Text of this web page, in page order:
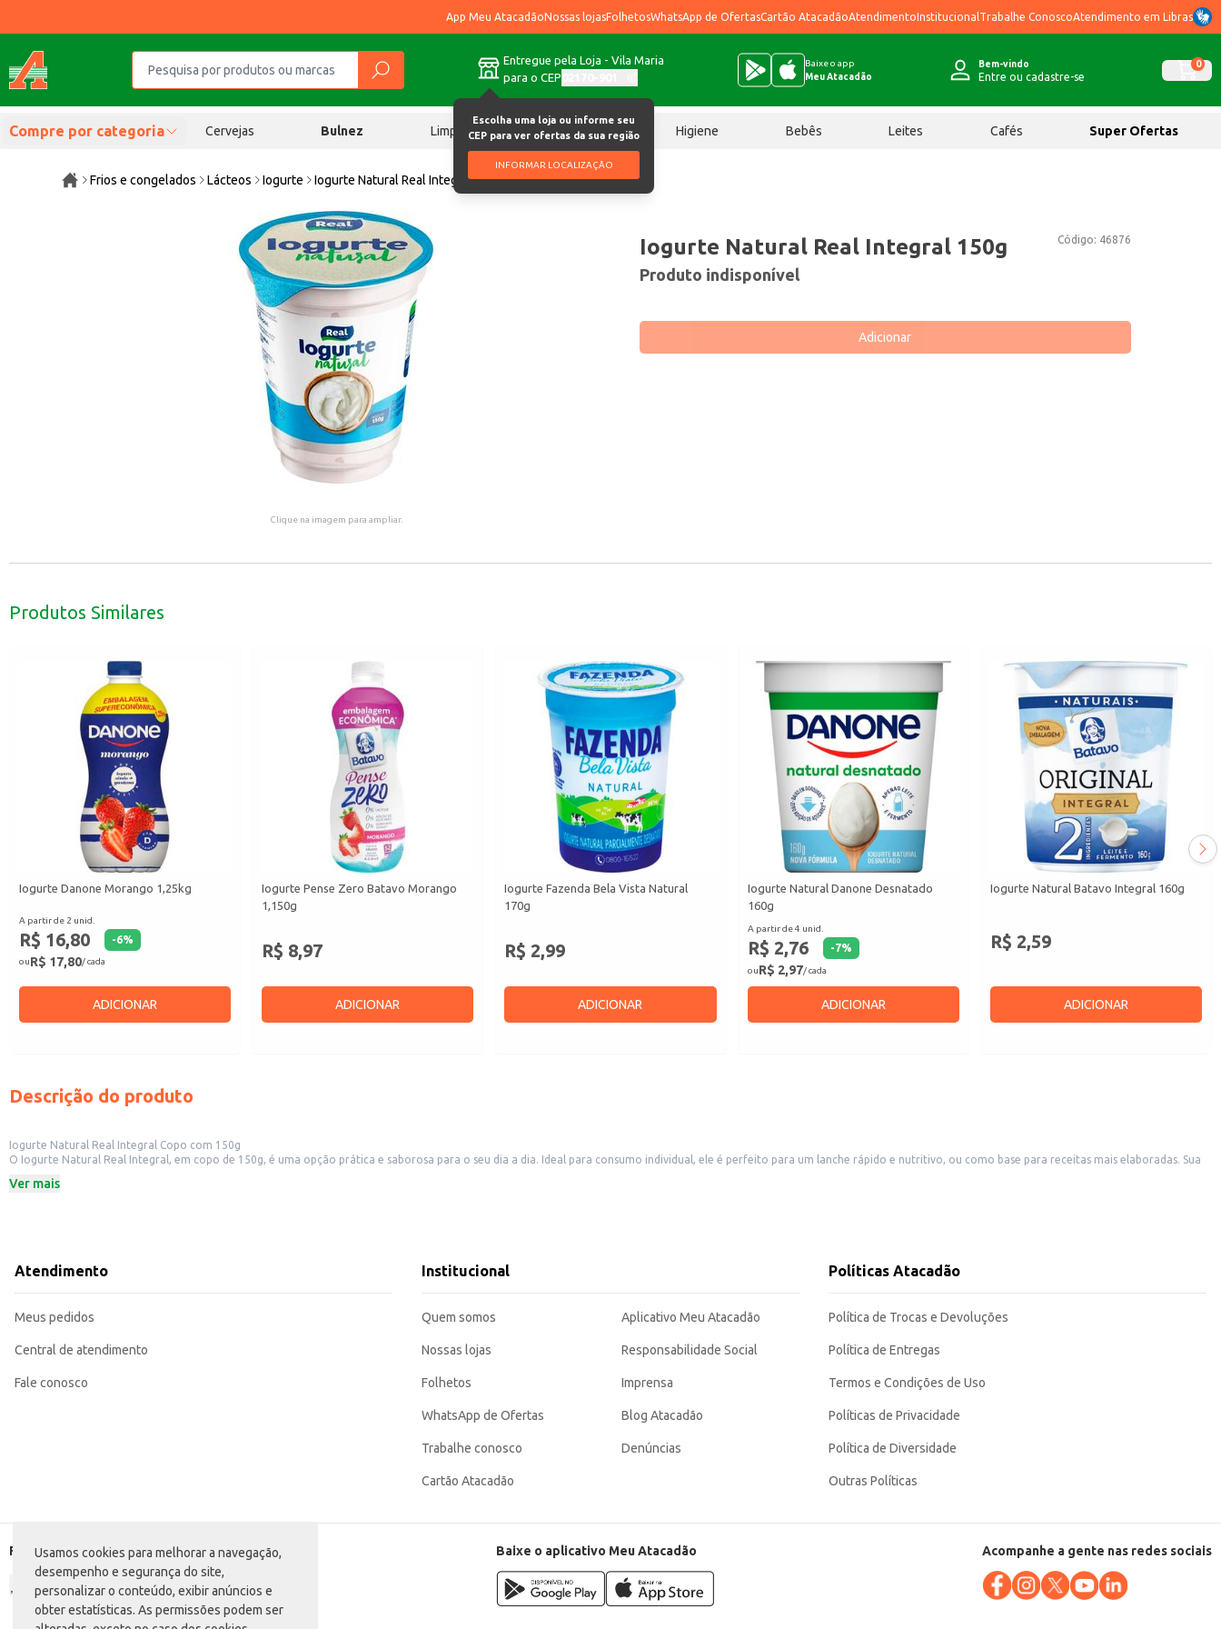
Usamos cookies para melhorar a navegação,
desempenho e segurança do site,
personalizar o conteúdo, exibir anúncios e
obter estatísticas. As permissões podem ser
App Meu AtacadãoNossas lojasFolhetosWhatsApp de OfertasCartão AtacadãoAtendimentoInstitucional Trabalhe ConoscoAtendimento em Libras
Entregue pela Loja - Vila Maria
para o CEP
Escolha uma loja ou informe seu
CEP para ver ofertas da sua região
INFORMAR LOCALIZAÇÃO
Baixe o app
Meu Atacadão
Bem-vindo
Entre ou cadastre-se
0
Compre por categoria Cervejas Bulnez Limpeza Chocolates Higiene Bebês Leites Cafés Super Ofertas
Frios e congelados Lácteos Iogurte Iogurte Natural Real Integral 150g
Clique na imagem para ampliar.
Código: 46876
Iogurte Natural Real Integral 150g
Produto indisponível
Adicionar
Produtos Similares
Iogurte Danone Morango 1,25kg
A partir de 2 unid.
R$ 16,80 -6%
ouR$ 17,80/ cada
ADICIONAR
Iogurte Pense Zero Batavo Morango
1,150g
R$ 8,97
ADICIONAR
Iogurte Fazenda Bela Vista Natural
170g
R$ 2,99
ADICIONAR
Iogurte Natural Danone Desnatado
160g
A partir de 4 unid.
R$ 2,76 -7%
ouR$ 2,97/ cada
ADICIONAR
Iogurte Natural Batavo Integral 160g
R$ 2,59
ADICIONAR
Descrição do produto
Iogurte Natural Real Integral Copo com 150g
O Iogurte Natural Real Integral, em copo de 150g, é uma opção prática e saborosa para o seu dia a dia. Ideal para consumo individual, ele é perfeito para um lanche rápido e nutritivo, ou como base para receitas mais elaboradas. Sua
Marca: Real Lacto
Acompanhamento: Sirva com frutas, granola ou mel para um lanche ainda mais completo.
O Iogurte Natural Real Integral oferece praticidade e versatilidade, sendo uma escolha adequada para consumo doméstico e também para estabelecimentos comerciais que buscam oferecer opções saudáveis e saborosas aos seus
Ver mais
Atendimento
Meus pedidos
Central de atendimento
Fale conosco
Institucional
Quem somos
Nossas lojas
Folhetos
WhatsApp de Ofertas
Trabalhe conosco
Cartão Atacadão
Aplicativo Meu Atacadão
Responsabilidade Social
Imprensa
Blog Atacadão
Denúncias
Políticas Atacadão
Política de Trocas e Devoluções
Política de Entregas
Termos e Condições de Uso
Políticas de Privacidade
Política de Diversidade
Outras Políticas
Formas de pagamento Baixe o aplicativo Meu Atacadão Acompanhe a gente nas redes sociais